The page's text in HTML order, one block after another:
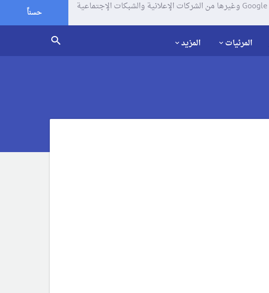
يستخدم موقعنا ملفات تعريف الإرتباط (الكوكيز) لتحليل زياراتك وإستخدامك للموقع و تتم مشاركة بعض المعلومات مع Google وغيرها من الشركات الإعلانية والشبكات الإجتماعية
حسناً
المرئيات المزيد